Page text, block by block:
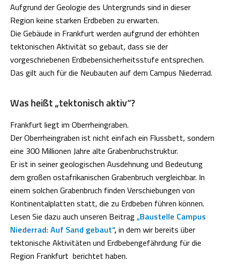
Aufgrund der Geologie des Untergrunds sind in dieser
Region keine starken Erdbeben zu erwarten.
Die Gebäude in Frankfurt werden aufgrund der erhöhten
tektonischen Aktivität so gebaut, dass sie der
vorgeschriebenen Erdbebensicherheitsstufe entsprechen.
Das gilt auch für die Neubauten auf dem Campus Niederrad.
Was heißt „tektonisch aktiv“?
Frankfurt liegt im Oberrheingraben.
Der Oberrheingraben ist nicht einfach ein Flussbett, sondern
eine 300 Millionen Jahre alte Grabenbruchstruktur.
Er ist in seiner geologischen Ausdehnung und Bedeutung
dem großen ostafrikanischen Grabenbruch vergleichbar. In
einem solchen Grabenbruch finden Verschiebungen von
Kontinentalplatten statt, die zu Erdbeben führen können.
Lesen Sie dazu auch unseren Beitrag„Baustelle Campus
Niederrad: Auf Sand gebaut“, in dem wir bereits über
tektonische Aktivitäten und Erdbebengefährdung für die
Region Frankfurt berichtet haben.